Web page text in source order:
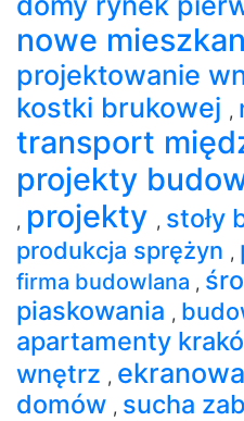
nowe
projektowanie
kostki brukowej ,
transport
projekty
, projekty , stoły
produkcja sprężyn ,
firma budowlana ,
piaskowania ,
apartamenty
wnętrz ,
domów , sucha